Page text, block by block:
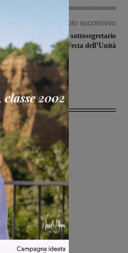
Articolo successivo
Il Ministro Del Rio e il sottosegretario
Lotti alla Festa dell’Unità